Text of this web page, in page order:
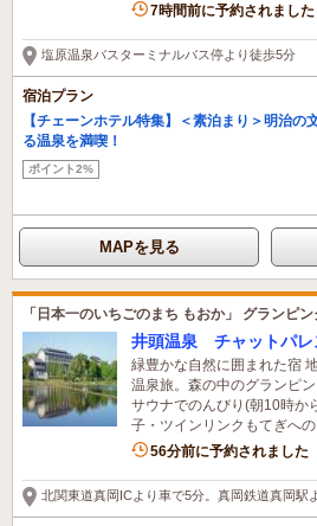
6名がこの宿を見ています
7時間前に予約されました
塩原温泉バスターミナルバス停より徒歩5分
宿泊プラン
【チェーンホテル特集】＜素泊まり＞明治の
る温泉を満喫！
ポイント2%
MAPを見る
「日本一のいちごのまち もおか」 グランピ
井頭温泉 チャットパレ
緑豊かな自然に囲まれた宿
温泉旅。森の中のグランピ
サウナでのんびり(朝10時か
子・ツインリンクもてぎへ
2名がこの宿を見ています
56分前に予約されました
北関東道真岡ICより車で5分。真岡鉄道真岡駅